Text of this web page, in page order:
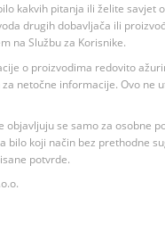
kakvih pitanja ili želite savjet
drugih dobavljača ili
na Službu za Korisnike.
o proizvodima redovito
netočne informacije. Ovo ne
objavljuju se samo za osobne
bilo koji način bez prethodne
potvrde.